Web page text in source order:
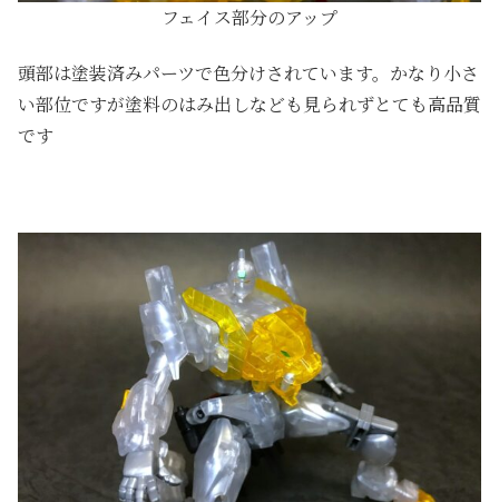
フェイス部分のアップ
頭部は塗装済みパーツで色分けされています。かなり小さ
い部位ですが塗料のはみ出しなども見られずとても高品質
です